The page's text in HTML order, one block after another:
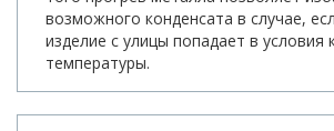
возможного конденсата в случае,
изделие с улицы попадает в условия
температуры.